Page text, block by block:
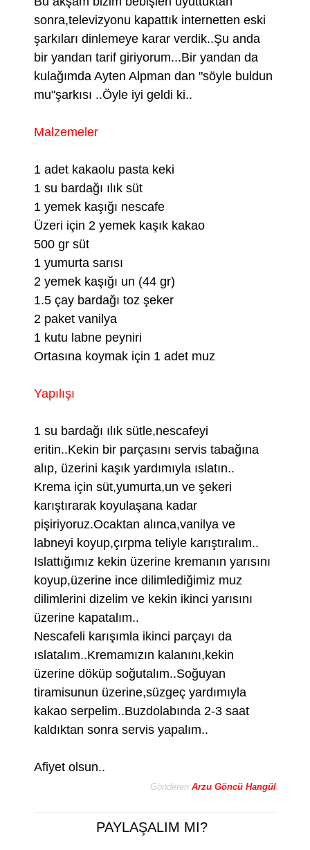
sonra,televizyonu kapattık internetten eski
şarkıları dinlemeye karar verdik..Şu anda
bir yandan tarif giriyorum...Bir yandan da
kulağımda Ayten Alpman dan "söyle buldun
mu"şarkısı ..Öyle iyi geldi ki..
Malzemeler
1 adet kakaolu pasta keki
1 su bardağı ılık süt
1 yemek kaşığı nescafe
Üzeri için 2 yemek kaşık kakao
500 gr süt
1 yumurta sarısı
2 yemek kaşığı un (44 gr)
1.5 çay bardağı toz şeker
2 paket vanilya
1 kutu labne peyniri
Ortasına koymak için 1 adet muz
Yapılışı
1 su bardağı ılık sütle,nescafeyi
eritin..Kekin bir parçasını servis tabağına
alıp, üzerini kaşık yardımıyla ıslatın..
Krema için süt,yumurta,un ve şekeri
karıştırarak koyulaşana kadar
pişiriyoruz.Ocaktan alınca,vanilya ve
labneyi koyup,çırpma teliyle karıştıralım..
Islattığımız kekin üzerine kremanın yarısını
koyup,üzerine ince dilimlediğimiz muz
dilimlerini dizelim ve kekin ikinci yarısını
üzerine kapatalım..
Nescafeli karışımla ikinci parçayı da
ıslatalım..Kremamızın kalanını,kekin
üzerine döküp soğutalım..Soğuyan
tiramisunun üzerine,süzgeç yardımıyla
kakao serpelim..Buzdolabında 2-3 saat
kaldıktan sonra servis yapalım..
Afiyet olsun..
Gönderen Arzu Göncü Hangül
PAYLAŞALIM MI?